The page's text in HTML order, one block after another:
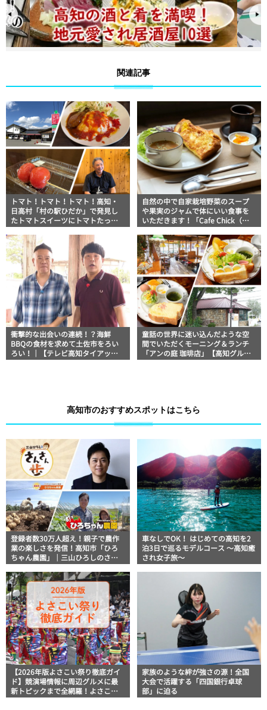
関連記事
トマト！トマト！トマト！高知・
日高村「村の駅ひだか」で発見し
たトマトスイーツにトマトたっぷ
所
自然の中で自家栽培野菜のスープ
や果実のジャムで体にいい食事を
いただきます！「Cafe Chick（カ
衝撃的な出会いの連続！？海鮮
BBQの食材を求めて土佐市をろい
ろい！｜【テレビ高知タイアップ
童話の世界に迷い込んだような空
間でいただくモーニング＆ランチ
「アンの庭 珈琲店」【高知グル
高知市のおすすめスポットはこちら
登録者数30万人超え！親子で農作
業の楽しさを発信！高知市「ひろ
ちゃん農園」｜三山ひろしのさん
車なしでOK！ はじめての高知を2
泊3日で巡るモデルコース 〜高知癒
され女子旅〜
【2026年版よさこい祭り徹底ガイ
ド】競演場情報に周辺グルメに最
新トピックまで全網羅！よさこい
家族のような絆が強さの源！全国
大会で活躍する「四国銀行卓球
部」に迫る